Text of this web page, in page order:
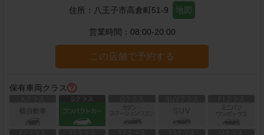
住所： 八王子市高倉町51-9 地図
営業時間： 08:00-20:00
この店舗で予約する
保有車両クラス